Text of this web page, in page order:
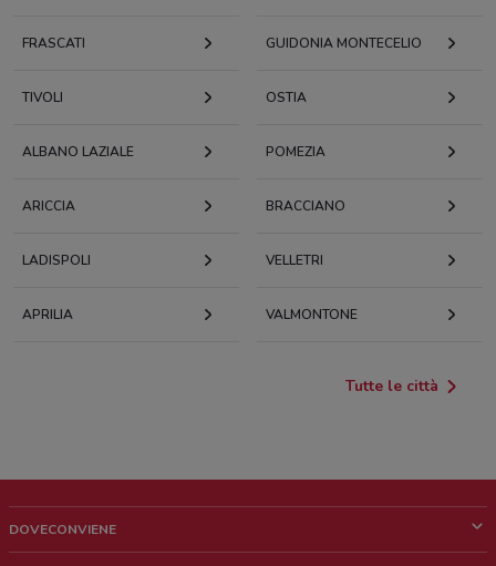
FRASCATI GUIDONIA MONTECELIO
TIVOLI OSTIA
ALBANO LAZIALE POMEZIA
ARICCIA BRACCIANO
LADISPOLI VELLETRI
APRILIA VALMONTONE
Tutte le città
DOVECONVIENE